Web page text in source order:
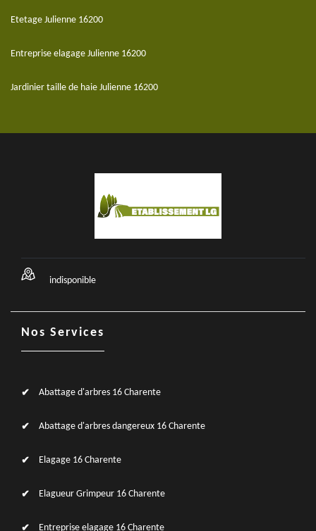
Etetage Julienne 16200
Entreprise elagage Julienne 16200
Jardinier taille de haie Julienne 16200
indisponible
Nos Services
Abattage d'arbres 16 Charente
Abattage d'arbres dangereux 16 Charente
Elagage 16 Charente
Elagueur Grimpeur 16 Charente
Entreprise elagage 16 Charente